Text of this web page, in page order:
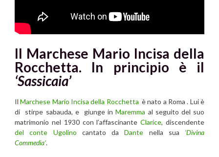
Il Marchese Mario Incisa della
Rocchetta. In principio è il
‘Sassicaia’
IlMarchese Mario Incisa della Rocchetta è nato a Roma . Lui è
di stirpe sabauda, e giunge inMaremma al seguito del suo
matrimonio nel 1930 con l’affascinanteClarice, discendente
del conte Ugolino cantato daDante nella sua ‘Divina
Commedia’.